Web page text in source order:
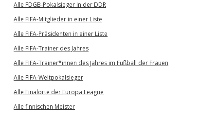
Alle FDGB-Pokalsieger in der DDR
Alle FIFA-Mitglieder in einer Liste
Alle FIFA-Präsidenten in einer Liste
Alle FIFA-Trainer des Jahres
Alle FIFA-Trainer*innen des Jahres im Fußball der Frauen
Alle FIFA-Weltpokalsieger
Alle Finalorte der Europa League
Alle finnischen Meister